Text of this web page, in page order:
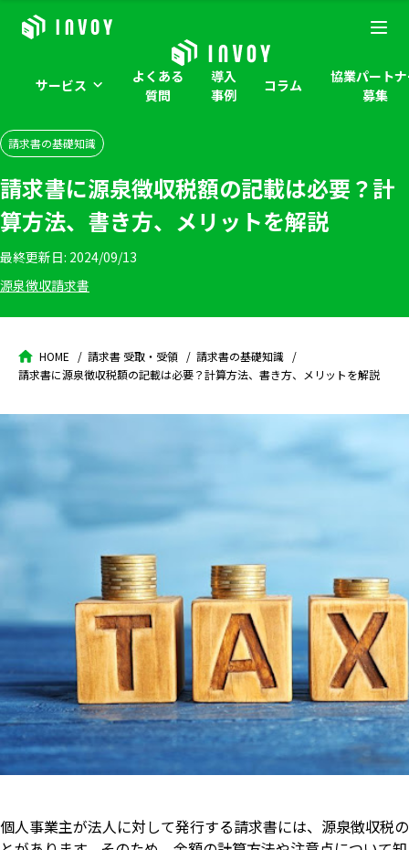
サービス
よくある
質問
導入
事例
コラム
協業パート
募集
請求書の基礎知識
請求書に源泉徴収税額の記載は必要？計
算方法、書き方、メリットを解説
最終更新日: 2024/09/13
源泉徴収請求書
HOME 請求書 受取・受領
請求書の基礎知識
請求書に源泉徴収税額の記載は必要？計算方法、書き方、メリットを解説
個人事業主が法人に対して発行する請求書には、源泉徴収税